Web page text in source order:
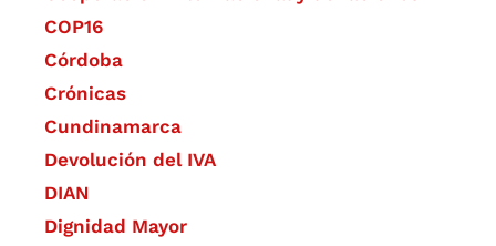
COP16
Córdoba
Crónicas
Cundinamarca
Devolución del IVA
DIAN
Dignidad Mayor